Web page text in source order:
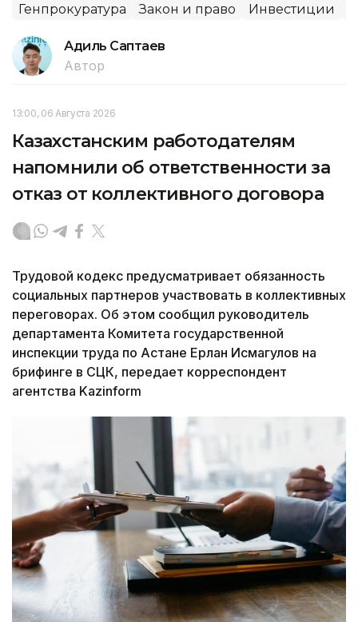
Генпрокуратура Закон и право Инвестиции
Адиль Саптаев
Автор
13:00, 06 Августа 2026
Казахстанским работодателям
напомнили об ответственности за
отказ от коллективного договора
Трудовой кодекс предусматривает обязанность
социальных партнеров участвовать в коллективных
переговорах. Об этом сообщил руководитель
департамента Комитета государственной
инспекции труда по Астане Ерлан Исмагулов на
брифинге в СЦК, передает корреспондент
агентства Kazinform